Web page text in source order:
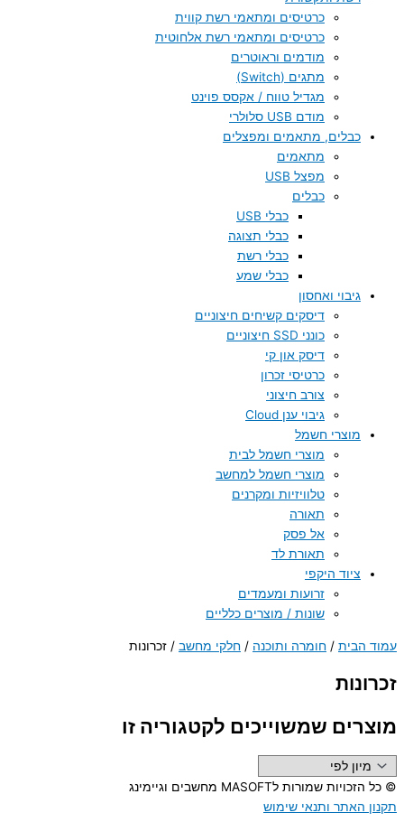
כרטיסים ומתאמי רשת קווית
כרטיסים ומתאמי רשת אלחוטית
מודמים וראוטרים
מתגים (Switch)
מגדיל טווח / אקסס פוינט
מודם USB סלולרי
כבלים, מתאמים ומפצלים
מתאמים
מפצל USB
כבלים
כבלי USB
כבלי תצוגה
כבלי רשת
כבלי שמע
גיבוי ואחסון
דיסקים קשיחים חיצוניים
כונני SSD חיצוניים
דיסק און קי
כרטיסי זכרון
צורב חיצוני
גיבוי ענן Cloud
מוצרי חשמל
מוצרי חשמל לבית
מוצרי חשמל למחשב
טלוויזיות ומקרנים
תאורה
אל פסק
תאורת לד
ציוד היקפי
זרועות ומעמדים
שונות / מוצרים כלליים
עמוד הבית / חומרה ותוכנה / חלקי מחשב / זכרונות
זכרונות
מוצרים שמשוייכים לקטגוריה זו
© כל הזכויות שמורות לMASOFT מחשבים וגיימינג
תקנון האתר ותנאי שימוש